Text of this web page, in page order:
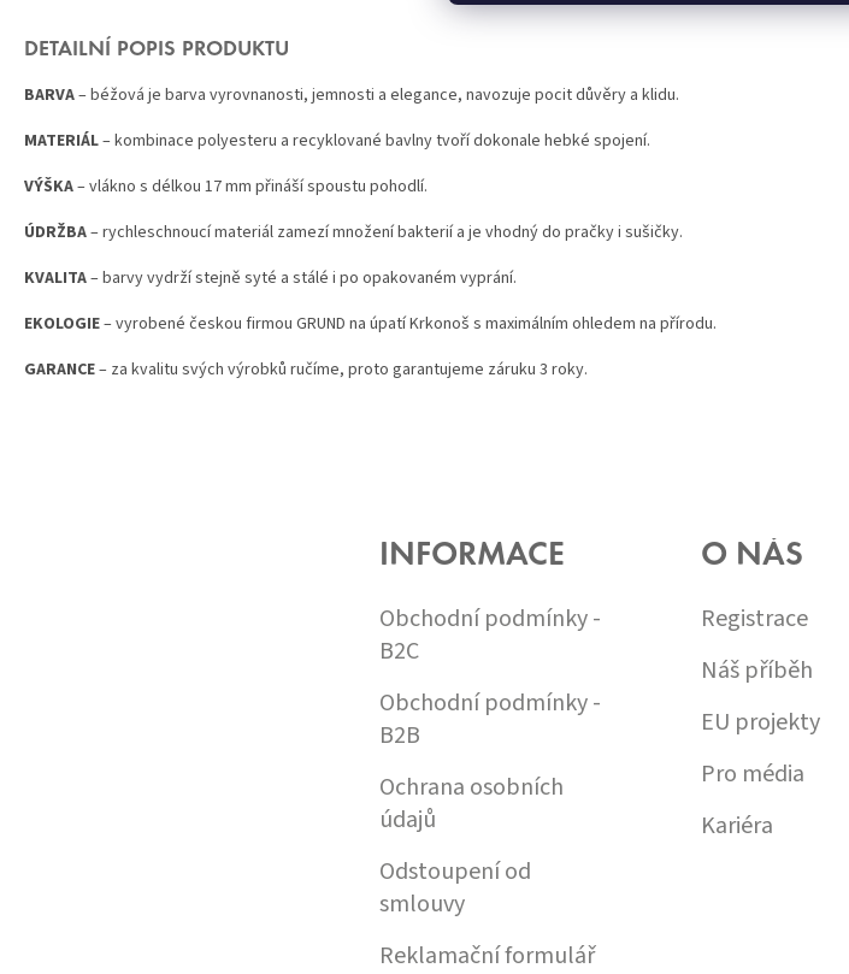
DETAILNÍ POPIS PRODUKTU
BARVA– béžová je barva vyrovnanosti, jemnosti a elegance, navozuje pocit důvěry a klidu.
MATERIÁL– kombinace polyesteru a recyklované bavlny tvořídokonale hebké spojení.
VÝŠKA– vlákno s délkou 17 mm přináší spoustu pohodlí.
ÚDRŽBA– rychleschnoucímateriál zamezí množení bakterií a je vhodnýdo pračky i sušičky.
KVALITA– barvy vydrží stejně syté a stálé i po opakovaném vyprání.
EKOLOGIE– vyrobené českou firmou GRUND na úpatí Krkonoš s maximálním ohledem na přírodu.
GARANCE– za kvalitu svých výrobků ručíme, proto garantujeme záruku 3 roky.
INFORMACE
Obchodní podmínky -
B2C
Obchodní podmínky -
B2B
Ochrana osobních
údajů
Odstoupení od
smlouvy
Reklamační formulář
O NÁS
Registrace
Náš příběh
EU projekty
Pro média
Kariéra